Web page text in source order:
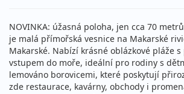
NOVINKA: úžasná poloha, jen cca 70
je malá přímořská vesnice na Makarské
Makarské. Nabízí krásné oblázkové pláže s
vstupem do moře, ideální pro rodiny s
lemováno borovicemi, které poskytují
zde restaurace, kavárny, obchody i